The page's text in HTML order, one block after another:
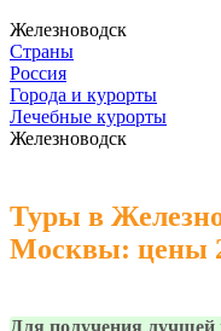
Железноводск
Страны
Россия
Города и курорты
Лечебные курорты
Железноводск
Туры в
Москвы: цены
Для получения